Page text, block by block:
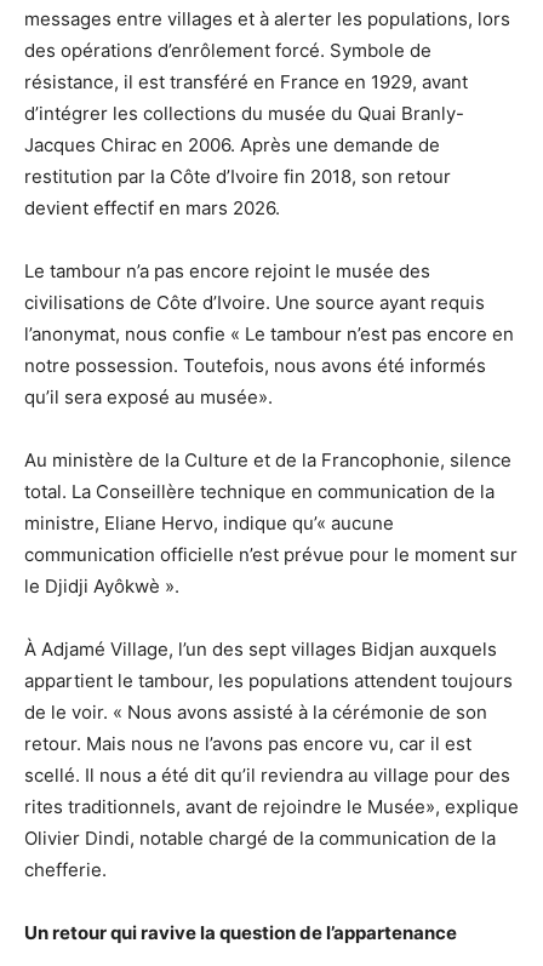
messages entre villages et à alerter les populations, lors
des opérations d’enrôlement forcé. Symbole de
résistance, il est transféré en France en 1929, avant
d’intégrer les collections du musée du Quai Branly-
Jacques Chirac en 2006. Après une demande de
restitution par la Côte d’Ivoire fin 2018, son retour
devient effectif en mars 2026.
Le tambour n’a pas encore rejoint le musée des
civilisations de Côte d’Ivoire. Une source ayant requis
l’anonymat, nous confie « Le tambour n’est pas encore en
notre possession. Toutefois, nous avons été informés
qu’il sera exposé au musée».
Au ministère de la Culture et de la Francophonie, silence
total. La Conseillère technique en communication de la
ministre, Eliane Hervo, indique qu’« aucune
communication officielle n’est prévue pour le moment sur
le Djidji Ayôkwè ».
À Adjamé Village, l’un des sept villages Bidjan auxquels
appartient le tambour, les populations attendent toujours
de le voir. « Nous avons assisté à la cérémonie de son
retour. Mais nous ne l’avons pas encore vu, car il est
scellé. Il nous a été dit qu’il reviendra au village pour des
rites traditionnels, avant de rejoindre le Musée», explique
Olivier Dindi, notable chargé de la communication de la
chefferie.
Un retour qui ravive la question de l’appartenance